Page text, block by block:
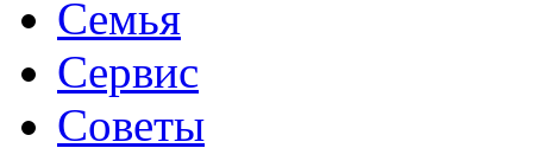
Семья
Сервис
Советы